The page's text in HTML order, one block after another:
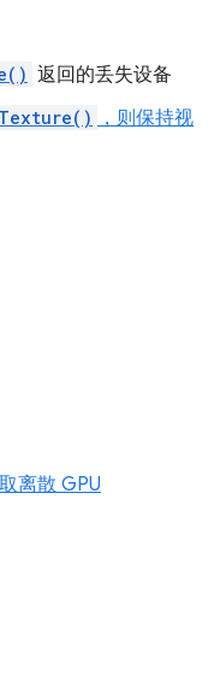
返回的丢失设备
，则保持视
离散 GPU